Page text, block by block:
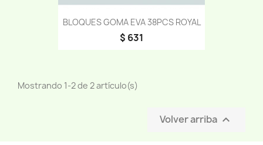
BLOQUES GOMA EVA 38PCS ROYAL
$ 631
Mostrando 1-2 de 2 artículo(s)
Volver arriba 